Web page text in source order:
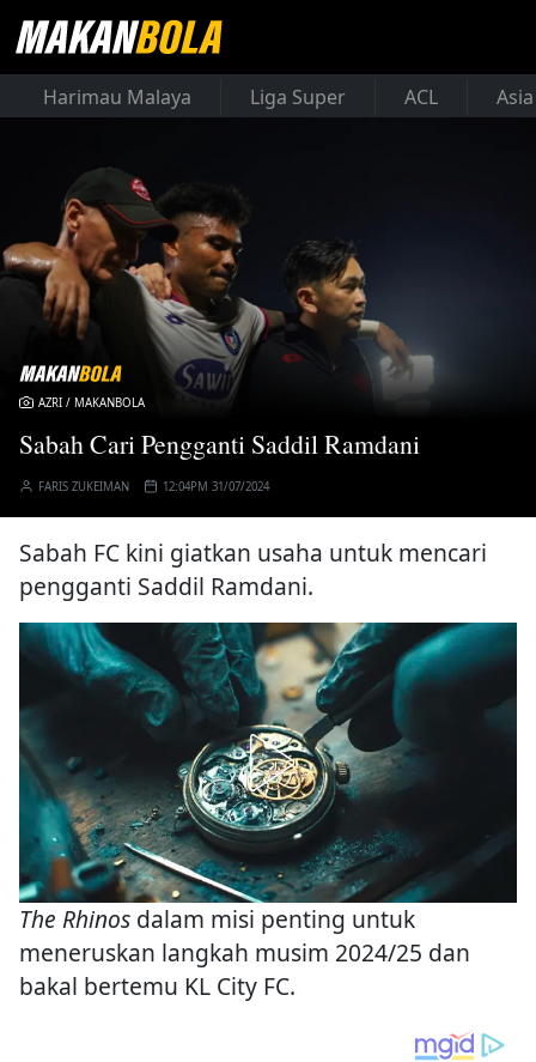
Harimau Malaya Liga Super ACL
AZRI / MAKANBOLA
Sabah Cari Pengganti Saddil Ramdani
FARIS ZUKEIMAN 12:04PM 31/07/2024
Sabah FC kini giatkan usaha untuk mencari
pengganti Saddil Ramdani.
The Rhinos dalam misi penting untuk
meneruskan langkah musim 2024/25 dan
bakal bertemu KL City FC.